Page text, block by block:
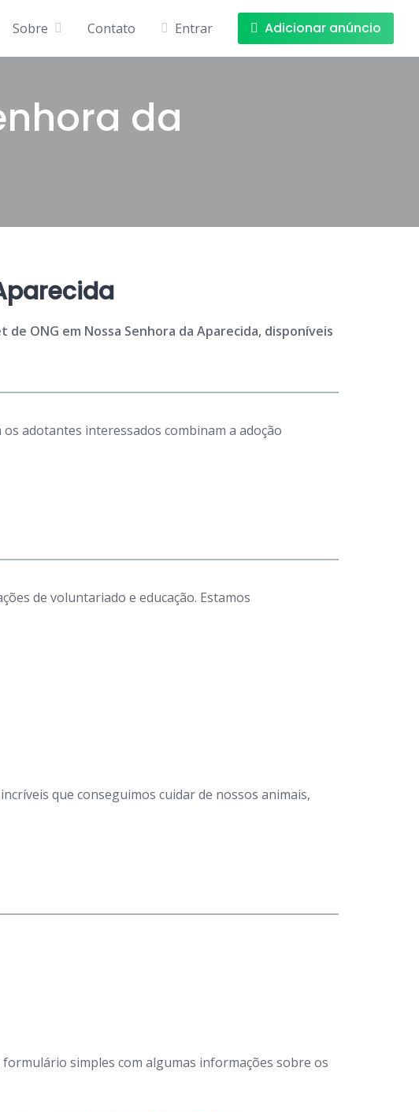
Sobre Contato Entrar Adicionar anúncio
da
ONG em Nossa Senhora da Aparecida, disponíveis
adotantes interessados combinam a adoção
de voluntariado e educação. Estamos
que conseguimos cuidar de nossos animais,
simples com algumas informações sobre os